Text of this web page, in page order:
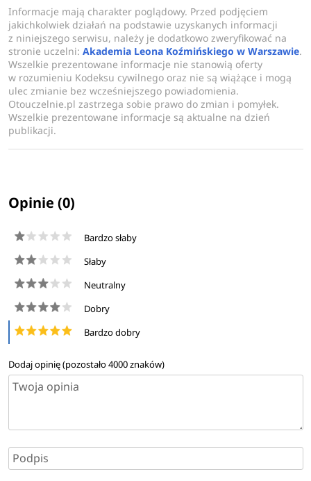
Informacje mają charakter poglądowy. Przed podjęciem
jakichkolwiek działań na podstawie uzyskanych informacji
z niniejszego serwisu, należy je dodatkowo zweryfikować na
stronie uczelni:Akademia Leona Koźmińskiego w Warszawie.
Wszelkie prezentowane informacje nie stanowią oferty
w rozumieniu Kodeksu cywilnego oraz nie są wiążące i mogą
ulec zmianie bez wcześniejszego powiadomienia.
Otouczelnie.pl zastrzega sobie prawo do zmian i pomyłek.
Wszelkie prezentowane informacje są aktualne na dzień
publikacji.
Opinie (0)
Bardzo słaby
Słaby
Neutralny
Dobry
Bardzo dobry
Dodaj opinię (pozostało4000znaków)